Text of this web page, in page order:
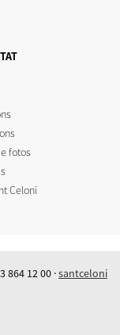
fotos
Celoni
864 12 00 ·santceloni